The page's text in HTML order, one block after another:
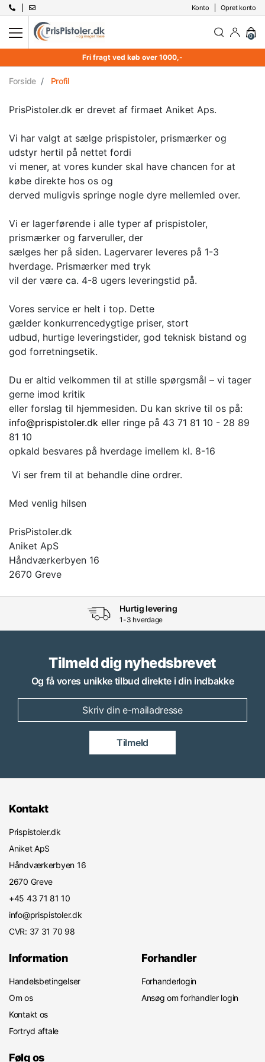
Konto Opret konto
0
Fri fragt ved køb over 1000,-
Forside Profil
PrisPistoler.dk er drevet af firmaet Aniket Aps.
Vi har valgt at sælge prispistoler, prismærker og
udstyr hertil på nettet fordi
vi mener, at vores kunder skal have chancen for at
købe direkte hos os og
derved muligvis springe nogle dyre mellemled over.
Vi er lagerførende i alle typer af prispistoler,
prismærker og farveruller, der
sælges her på siden. Lagervarer leveres på 1-3
hverdage. Prismærker med tryk
vil der være ca. 4-8 ugers leveringstid på.
Vores service er helt i top. Dette
gælder konkurrencedygtige priser, stort
udbud, hurtige leveringstider, god teknisk bistand og
god forretningsetik.
Du er altid velkommen til at stille spørgsmål – vi tager
gerne imod kritik
eller forslag til hjemmesiden. Du kan skrive til os på:
info@prispistoler.dk eller ringe på 43 71 81 10 - 28 89
81 10
opkald besvares på hverdage imellem kl. 8-16
Vi ser frem til at behandle dine ordrer.
Med venlig hilsen
PrisPistoler.dk
Aniket ApS
Håndværkerbyen 16
2670 Greve
Hurtig levering
1-3 hverdage
Tilmeld dig nyhedsbrevet
Og få vores unikke tilbud direkte i din indbakke
Tilmeld
Kontakt
Prispistoler.dk
Aniket ApS
Håndværkerbyen 16
2670 Greve
+45 43 71 81 10
info@prispistoler.dk
CVR: 37 31 70 98
Information
Handelsbetingelser
Om os
Kontakt os
Fortryd aftale
Forhandler
Forhanderlogin
Ansøg om forhandler login
Følg os